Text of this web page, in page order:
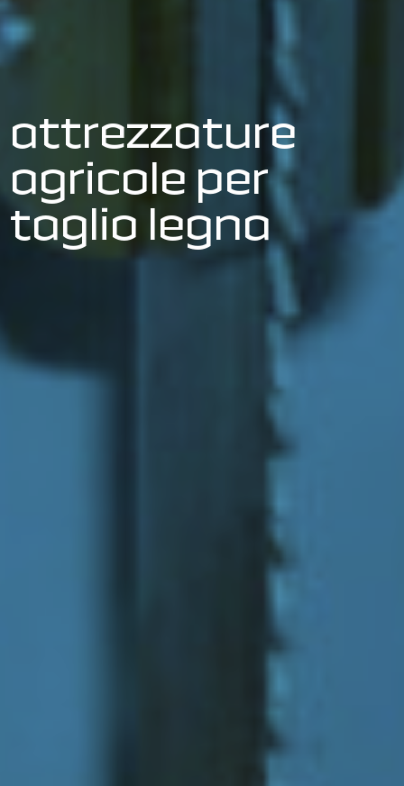
attrezzature
agricole per
taglio legna